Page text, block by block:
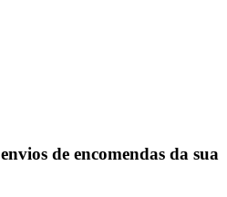
de encomendas da sua